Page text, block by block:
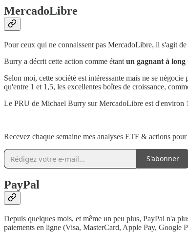
MercadoLibre
Pour ceux qui ne connaissent pas MercadoLibre, il s'agit
Burry a décrit cette action comme étant un gagnant à long
Selon moi, cette société est intéressante mais ne se
qu'entre 1 et 1,5, les excellentes boîtes de croissance,
Le PRU de Michael Burry sur MercadoLibre est d'environ
Recevez chaque semaine mes analyses ETF & actions
S'abonner
PayPal
Depuis quelques mois, et même un peu plus, PayPal n'a
paiements en ligne (Visa, MasterCard, Apple Pay, Google